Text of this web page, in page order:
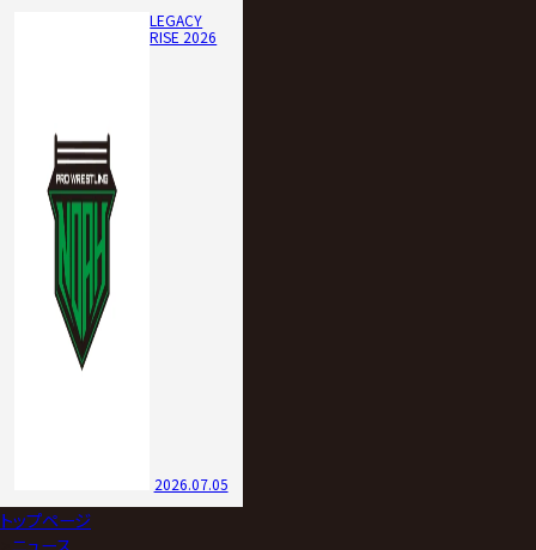
LEGACY
RISE 2026
2026.07.05
トップページ
ニュース